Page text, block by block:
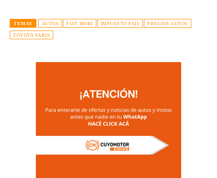
TEMAS AUTOS FIAT MOBI IMPUESTO PAIS PRECIOS AUTOS
TOYOTA YARIS